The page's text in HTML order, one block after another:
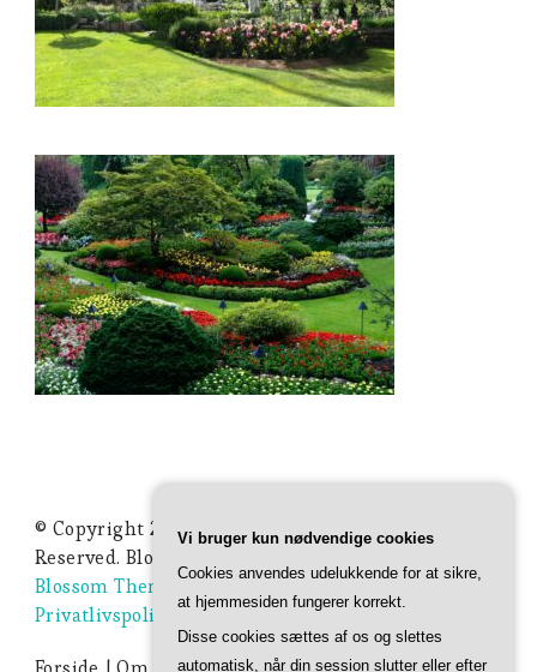
© Copyright 2026 Ideer Til Haven. All Rights
Reserved.Blossom Studio | Developed By
Blossom Themes. Powered byWordPress .
Privatlivspolitik
Vi bruger kun nødvendige cookies
Cookies anvendes udelukkende for at sikre,
at hjemmesiden fungerer korrekt.
Disse cookies sættes af os og slettes
automatisk, når din session slutter eller efter